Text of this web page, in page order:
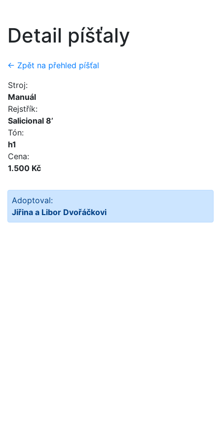
Detail píšťaly
← Zpět na přehled píšťal
Stroj:
Manuál
Rejstřík:
Salicional 8’
Tón:
h1
Cena:
1.500 Kč
Adoptoval:
Jiřina a Libor Dvořáčkovi